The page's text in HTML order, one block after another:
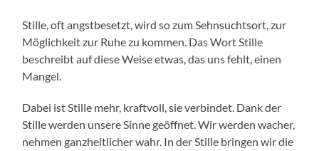
Stille, oft angstbesetzt, wird so zum Sehnsuchtsort, zur
Möglichkeit zur Ruhe zu kommen. Das Wort Stille
beschreibt auf diese Weise etwas, das uns fehlt, einen
Mangel.
Dabei ist Stille mehr, kraftvoll, sie verbindet. Dank der
Stille werden unsere Sinne geöffnet. Wir werden wacher,
nehmen ganzheitlicher wahr. In der Stille bringen wir die